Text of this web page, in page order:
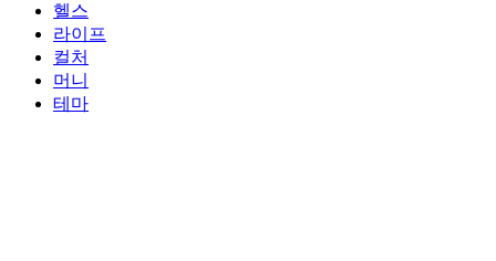
헬스
라이프
컬처
머니
테마